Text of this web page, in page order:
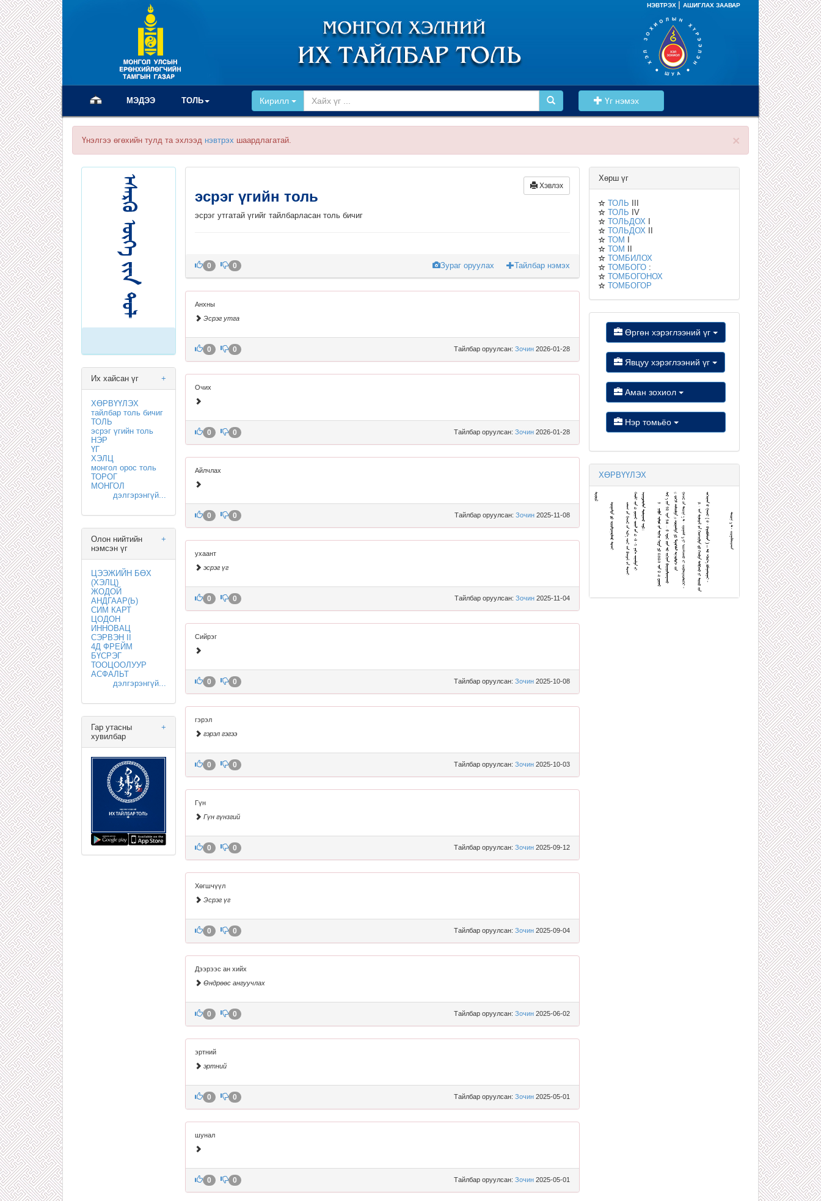
НЭВТРЭХ АШИГЛАХ ЗААВАР
(current)МЭДЭЭ ТОЛЬ Кирилл Үг нэмэх
×
Үнэлгээ өгөхийн тулд та эхлээд нэвтрэх шаардлагатай.
+
Их хайсан үг
ХӨРВҮҮЛЭХ
тайлбар толь бичиг
ТОЛЬ
эсрэг үгийн толь
НЭР
ҮГ
ХЭЛЦ
монгол орос толь
ТОРОГ
МОНГОЛ
дэлгэрэнгүй...
+
Олон нийтийн
нэмсэн үг
ЦЭЭЖИЙН БӨХ
(ХЭЛЦ)
ЖОДОЙ
АНДГААР(Ь)
СИМ КАРТ
ЦОДОН
ИННОВАЦ
СЭРВЭН II
4Д ФРЕЙМ
БҮСРЭГ
ТООЦООЛУУР
АСФАЛЬТ
дэлгэрэнгүй...
+
Гар утасны
хувилбар
Хэвлэх
эсрэг үгийн толь
эсрэг утгатай үгийг тайлбарласан толь бичиг
Зураг оруулах Тайлбар нэмэх
0 0
Анхны
Эсрэг утга
Тайлбар оруулсан: Зочин 2026-01-28
0 0
Очих
Тайлбар оруулсан: Зочин 2026-01-28
0 0
Айлчлах
Тайлбар оруулсан: Зочин 2025-11-08
0 0
ухаант
эсрэг үг
Тайлбар оруулсан: Зочин 2025-11-04
0 0
Сийрэг
Тайлбар оруулсан: Зочин 2025-10-08
0 0
гэрэл
гэрэл гэгээ
Тайлбар оруулсан: Зочин 2025-10-03
0 0
Гүн
Гүн гүнзгий
Тайлбар оруулсан: Зочин 2025-09-12
0 0
Хөгшчүүл
Эсрэг үг
Тайлбар оруулсан: Зочин 2025-09-04
0 0
Дээрээс ан хийх
Өндрөөс ангуучлах
Тайлбар оруулсан: Зочин 2025-06-02
0 0
эртний
эртний
Тайлбар оруулсан: Зочин 2025-05-01
0 0
шунал
Тайлбар оруулсан: Зочин 2025-05-01
0 0
Хөрш үг
ТОЛЬ
ТОЛЬ IV
ТОЛЬДОХ
ТОЛЬДОХ
ТОМ
ТОМ
ТОМБИЛОХ
ТОМБОГО:
ТОМБОГОНОХ
ТОМБОГОР
Өргөн хэрэглээний үг
Явцуу хэрэглээний үг
Аман зохиол
Нэр томьёо
ХӨРВҮҮЛЭХ